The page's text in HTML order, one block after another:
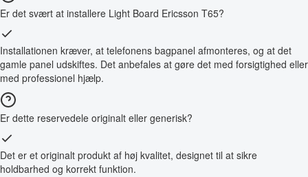
Er det svært at installere Light Board Ericsson T65?
Installationen kræver, at telefonens bagpanel afmonteres, og at det
gamle panel udskiftes. Det anbefales at gøre det med forsigtighed eller
med professionel hjælp.
Er dette reservedele originalt eller generisk?
Det er et originalt produkt af høj kvalitet, designet til at sikre
holdbarhed og korrekt funktion.